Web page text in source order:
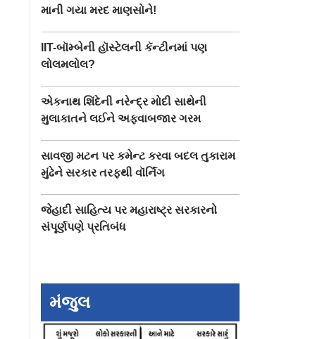
માની ગયા મરદ માણસોને!
IIT-બૉમ્બેની હૉસ્ટેલની કૅન્ટીનમાં પણ
લોલમલોલ?
એકનાથ શિંદેની નરેન્દ્ર મોદી સાથેની
મુલાકાતને લઈને અફવાબજાર ગરમ
સાવજી મટન પર કમેન્ટ કરવા બદલ તુકારામ
મુંઢેને સરકાર તરફથી વૉર્નિંગ
જેહાદી સાહિત્ય પર મહારાષ્ટ્ર સરકારનો
સંપૂર્ણપણે પ્રતિબંધ
મંજુલ